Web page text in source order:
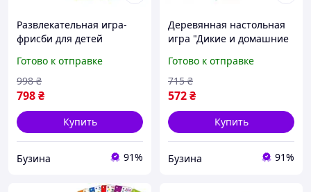
Развлекательная игра-
фрисби для детей
Bessn 201Y 2 сачка, 8
дисков buzyna
Готово к отправке
798₴
998 ₴
Купить
Бузина 91%
Деревянная настольная
игра "Дикие и домашние
(ПСФ021) PSF021 сортер-
комодик, Time Toys
Готово к отправке
572₴
715 ₴
Купить
Бузина 91%